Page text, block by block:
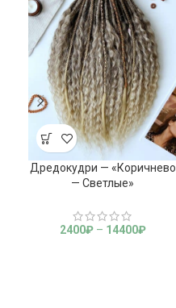
Дредокудри — «Коричнево
— Светлые»
2400₽ – 14400₽